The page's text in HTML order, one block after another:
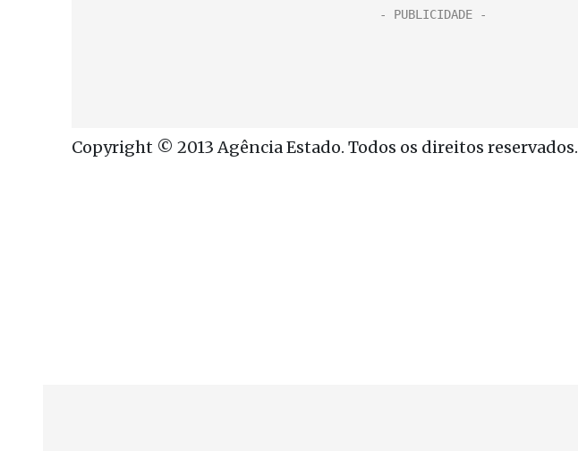
Copyright © 2013 Agência Estado. Todos os direitos reservados.